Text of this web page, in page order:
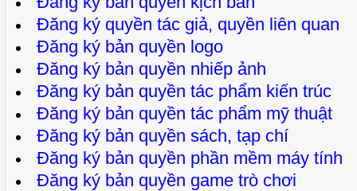
Đăng ký quyền tác giả, quyền liên quan
Đăng ký bản quyền logo
Đăng ký bản quyền nhiếp ảnh
Đăng ký bản quyền tác phẩm kiến trúc
Đăng ký bản quyền tác phẩm mỹ thuật
Đăng ký bản quyền sách, tạp chí
Đăng ký bản quyền phần mềm máy tính
Đăng ký bản quyền game trò chơi